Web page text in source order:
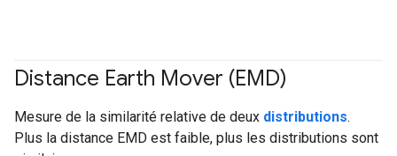
Distance Earth Mover (EMD)
Mesure de la similarité relative de deux distributions.
Plus la distance EMD est faible, plus les distributions sont